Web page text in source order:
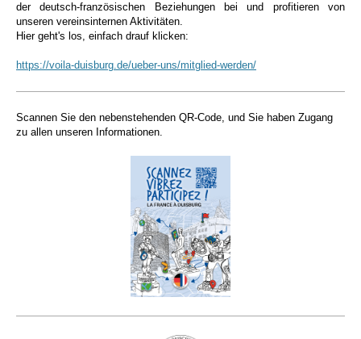
der deutsch-französischen Beziehungen bei und profitieren von
unseren vereinsinternen Aktivitäten.
Hier geht's los, einfach drauf klicken:
https://voila-duisburg.de/ueber-uns/mitglied-werden/
Scannen Sie den nebenstehenden QR-Code, und Sie haben Zugang
zu allen unseren Informationen.